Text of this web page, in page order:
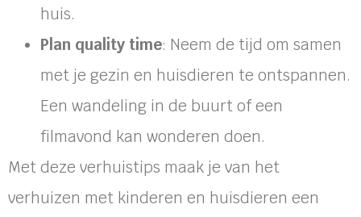
huis.
Plan quality time: Neem de tijd om samen
met je gezin en huisdieren te ontspannen.
Een wandeling in de buurt of een
filmavond kan wonderen doen.
Met deze verhuistips maak je van het
verhuizen met kinderen en huisdieren een